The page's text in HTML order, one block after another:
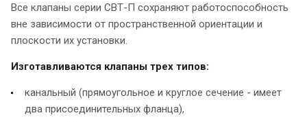
Все клапаны серии СВТ-П сохраняют работоспособность
вне зависимости от пространственной ориентации и
плоскости их установки.
Изготавливаются клапаны трех типов:
канальный (прямоугольное и круглое сечение - имеет
два присоединительных фланца),